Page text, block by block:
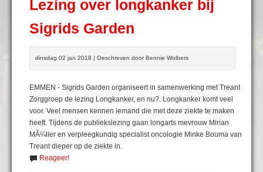
Lezing over longkanker bij
Sigrids Garden
dinsdag 02 jan 2018 | Geschreven door Bennie Wolbers
EMMEN - Sigrids Garden organiseert in samenwerking met Treant
Zorggroep de lezing Longkanker, en nu?. Longkanker komt veel
voor. Veel mensen kennen iemand die met deze ziekte te maken
heeft. Tijdens de publiekslezing gaan longarts mevrouw Mirian
MÃ¼ller en verpleegkundig specialist oncologie Minke Bouma van
Treant dieper op de ziekte in.
Reageer!